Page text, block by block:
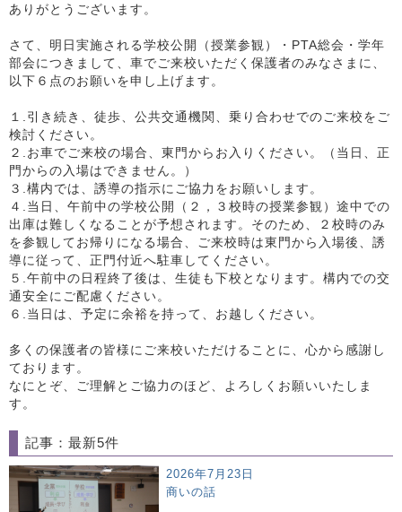
ありがとうございます。
さて、明日実施される学校公開（授業参観）・PTA総会・学年
部会につきまして、車でご来校いただく保護者のみなさまに、
以下６点のお願いを申し上げます。
１.引き続き、徒歩、公共交通機関、乗り合わせでのご来校をご
検討ください。
２.お車でご来校の場合、東門からお入りください。（当日、正
門からの入場はできません。）
３.構内では、誘導の指示にご協力をお願いします。
４.当日、午前中の学校公開（２，３校時の授業参観）途中での
出庫は難しくなることが予想されます。そのため、２校時のみ
を参観してお帰りになる場合、ご来校時は東門から入場後、誘
導に従って、正門付近へ駐車してください。
５.午前中の日程終了後は、生徒も下校となります。構内での交
通安全にご配慮ください。
６.当日は、予定に余裕を持って、お越しください。
多くの保護者の皆様にご来校いただけることに、心から感謝し
ております。
なにとぞ、ご理解とご協力のほど、よろしくお願いいたしま
す。
記事：最新5件
2026年7月23日
商いの話